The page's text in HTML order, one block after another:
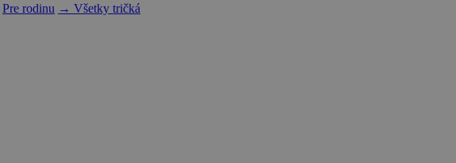
Pre rodinu → Všetky tričká